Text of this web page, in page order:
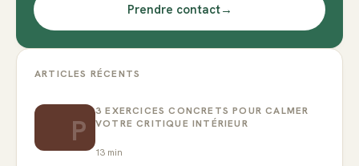
Prendre contact→
ARTICLES RÉCENTS
P
3 EXERCICES CONCRETS POUR CALMER
VOTRE CRITIQUE INTÉRIEUR
13 min